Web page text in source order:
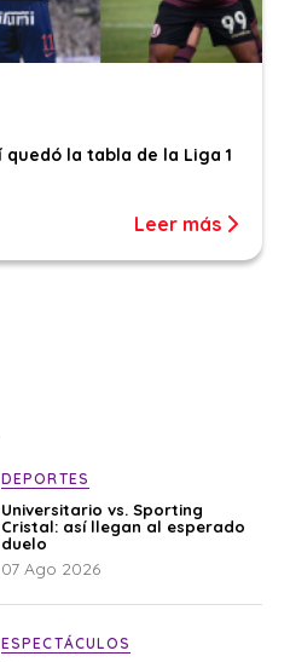
la tabla de la Liga 1
Leer más
DEPORTES
Universitario vs. Sporting
Cristal: así llegan al esperado
duelo
07 Ago 2026
ESPECTÁCULOS